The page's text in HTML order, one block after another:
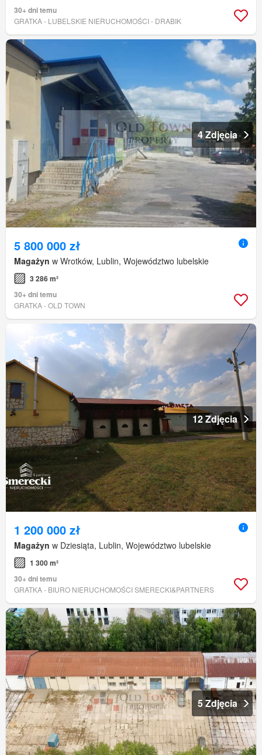
30+ dni temu
GRATKA - LUBELSKIE NIERUCHOMOŚCI - DRABIK
4 Zdjęcia
5 800 000 zł
Magażyn w Wrotków, Lublin, Województwo lubelskie
3 286 m²
30+ dni temu
GRATKA - OLD TOWN
12 Zdjęcia
1 200 000 zł
Magażyn w Dziesiąta, Lublin, Województwo lubelskie
1 300 m²
30+ dni temu
GRATKA - BIURO NIERUCHOMOŚCI SMERECKI&PARTNERS
5 Zdjęcia